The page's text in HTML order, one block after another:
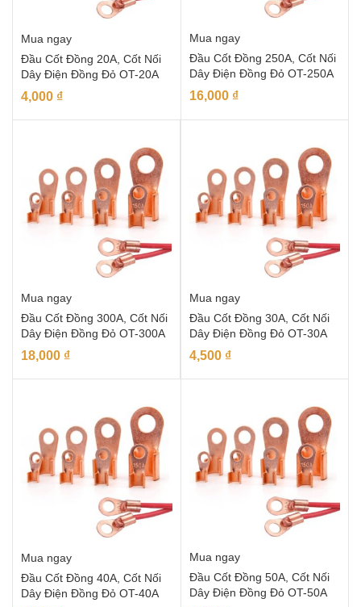
Mua ngay
Đầu Cốt Đồng 20A, Cốt Nối
Dây Điện Đồng Đỏ OT-20A
4,000 ₫
Mua ngay
Đầu Cốt Đồng 250A, Cốt Nối
Dây Điện Đồng Đỏ OT-250A
16,000 ₫
Mua ngay
Đầu Cốt Đồng 300A, Cốt Nối
Dây Điện Đồng Đỏ OT-300A
18,000 ₫
Mua ngay
Đầu Cốt Đồng 30A, Cốt Nối
Dây Điện Đồng Đỏ OT-30A
4,500 ₫
Mua ngay
Đầu Cốt Đồng 40A, Cốt Nối
Dây Điện Đồng Đỏ OT-40A
Mua ngay
Đầu Cốt Đồng 50A, Cốt Nối
Dây Điện Đồng Đỏ OT-50A